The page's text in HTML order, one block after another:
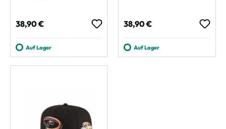
Regulärer Preis:
38,90 €
Auf Lager
Regulärer Preis:
38,90 €
Auf Lager